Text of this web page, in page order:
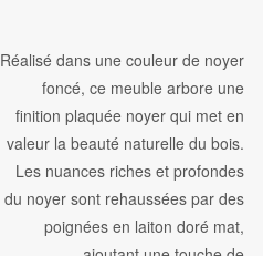
Réalisé dans une couleur de noyer
foncé, ce meuble arbore une
finition plaquée noyer qui met en
valeur la beauté naturelle du bois.
Les nuances riches et profondes
du noyer sont rehaussées par des
poignées en laiton doré mat,